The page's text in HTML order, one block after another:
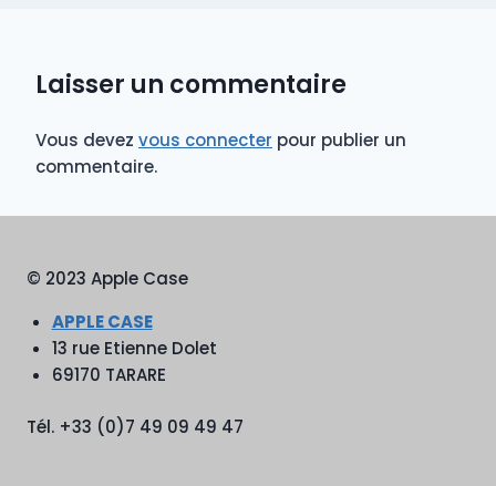
Laisser un commentaire
Vous devez vous connecter pour publier un
commentaire.
© 2023 Apple Case
APPLE CASE
13 rue Etienne Dolet
69170 TARARE
Tél. +33 (0)7 49 09 49 47